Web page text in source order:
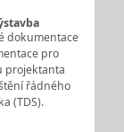
dokumentace
pro
projektanta
řádného
(TDS).